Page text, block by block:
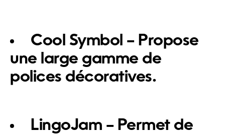
Cool Symbol – Propose
une large gamme de
polices décoratives.
LingoJam – Permet de